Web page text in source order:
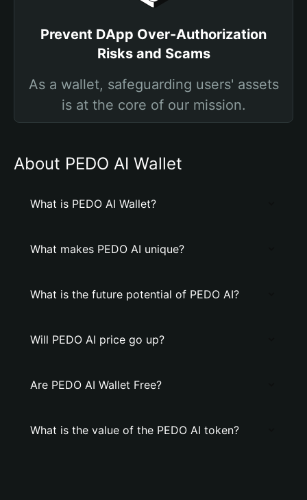
Prevent DApp Over-Authorization
Risks and Scams
As a wallet, safeguarding users' assets
is at the core of our mission.
About PEDO AI Wallet
What is PEDO AI Wallet?
What makes PEDO AI unique?
What is the future potential of PEDO AI?
Will PEDO AI price go up?
Are PEDO AI Wallet Free?
What is the value of the PEDO AI token?